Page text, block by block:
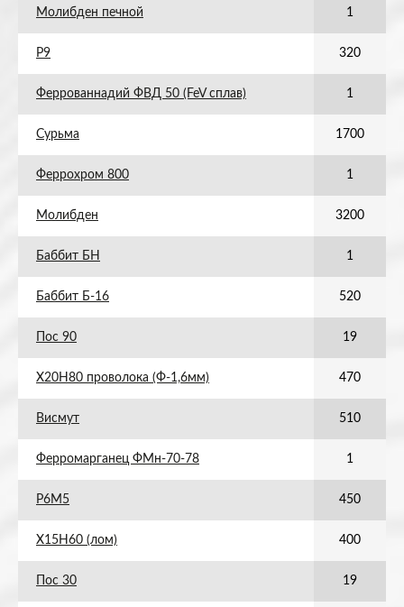
Молибден печной 1
Р9 320
Феррованнадий ФВД 50 (FeV сплав) 1
Сурьма 1700
Феррохром 800 1
Молибден 3200
Баббит БН 1
Баббит Б-16 520
Пос 90 19
Х20Н80 проволока (Ф-1,6мм) 470
Висмут 510
Ферромарганец ФМн-70-78 1
Р6М5 450
Х15Н60 (лом) 400
Пос 30 19